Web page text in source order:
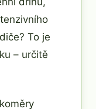
To je
– určitě